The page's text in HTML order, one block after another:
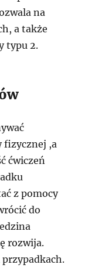
na
a także
typu 2.
fizycznej ,a
ćwiczeń
z pomocy
do
rozwija.